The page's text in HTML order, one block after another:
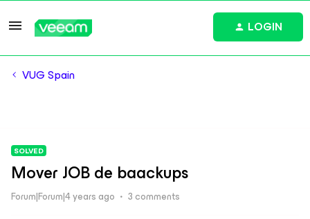
LOGIN
VUG Spain
SOLVED
Mover JOB de baackups
Forum|Forum|4 years ago 3 comments